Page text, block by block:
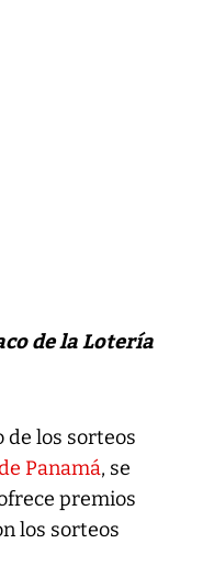
de la Lotería
de los sorteos
Panamá, se
premios
los sorteos